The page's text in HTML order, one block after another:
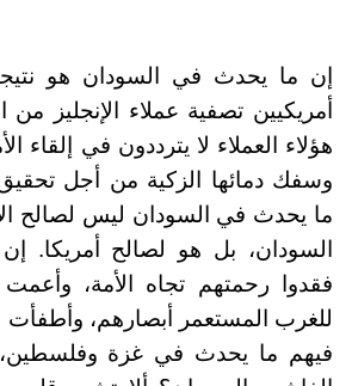
إن ما يحدث في السودان هو
أمريكيين تصفية عملاء الإنجليز من
هؤلاء العملاء لا يترددون في إلقاء
وسفك دمائها الزكية من أجل
ما يحدث في السودان ليس لصالح
السودان، بل هو لصالح أمريكا. إن
فقدوا رحمتهم تجاه الأمة، وأعمت
للغرب المستعمر أبصارهم، وأطفأت
فيهم ما يحدث في غزة